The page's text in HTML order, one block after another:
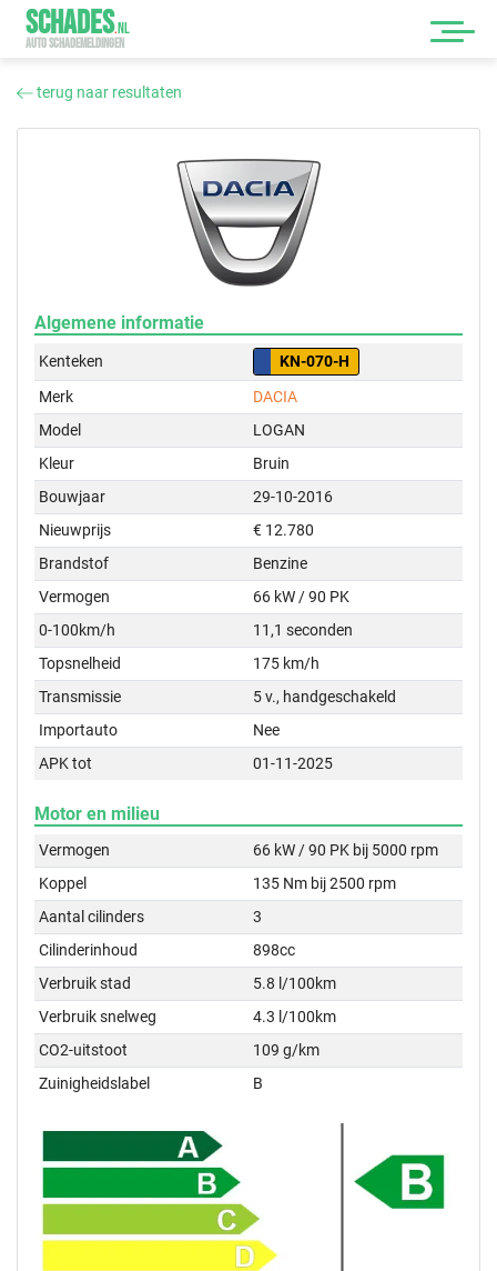
SCHADES.NL
AUTO SCHADEMELDINGEN
terug naar resultaten
Algemene informatie
Kenteken
KN-070-H
Merk
DACIA
Model
LOGAN
Kleur
Bruin
Bouwjaar
29-10-2016
Nieuwprijs
€ 12.780
Brandstof
Benzine
Vermogen
66 kW / 90 PK
0-100km/h
11,1 seconden
Topsnelheid
175 km/h
Transmissie
5 v., handgeschakeld
Importauto
Nee
APK tot
01-11-2025
Motor en milieu
Vermogen
66 kW / 90 PK bij 5000 rpm
Koppel
135 Nm bij 2500 rpm
Aantal cilinders
3
Cilinderinhoud
898cc
Verbruik stad
5.8 l/100km
Verbruik snelweg
4.3 l/100km
CO2-uitstoot
109 g/km
Zuinigheidslabel
B